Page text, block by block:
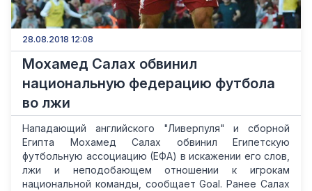
28.08.2018 12:08
Мохамед Салах обвинил
национальную федерацию футбола
во лжи
Нападающий английского "Ливерпуля" и сборной
Египта Мохамед Салах обвинил Египетскую
футбольную ассоциацию (ЕФА) в искажении его слов,
лжи и неподобающем отношении к игрокам
национальной команды, сообщает Goal. Ранее Салах